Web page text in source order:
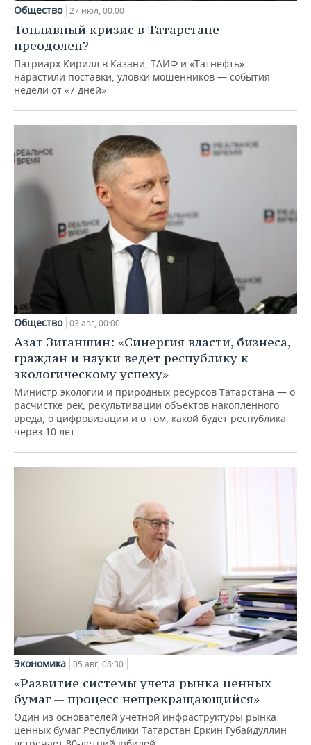
Общество 27 июл, 00:00
Топливный кризис в Татарстане
преодолен?
Патриарх Кирилл в Казани, ТАИФ и «Татнефть»
нарастили поставки, уловки мошенников — события
недели от «7 дней»
Общество 03 авг, 00:00
Азат Зиганшин: «Синергия власти, бизнеса,
граждан и науки ведет республику к
экологическому успеху»
Министр экологии и природных ресурсов Татарстана — о
расчистке рек, рекультивации объектов накопленного
вреда, о цифровизации и о том, какой будет республика
через 10 лет
Экономика 05 авг, 08:30
«Развитие системы учета рынка ценных
бумаг — процесс непрекращающийся»
Один из основателей учетной инфраструктуры рынка
ценных бумаг Республики Татарстан Еркин Губайдуллин